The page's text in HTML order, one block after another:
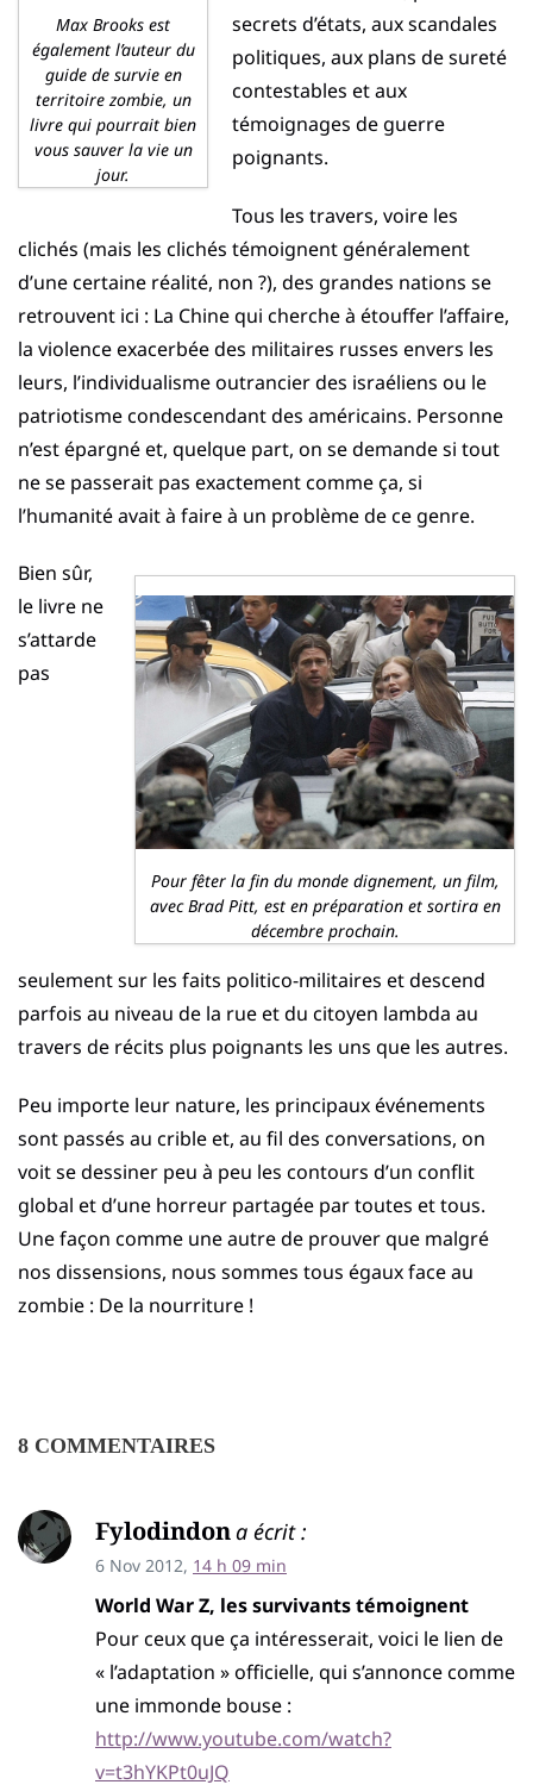
Max Brooks est
également l’auteur du
guide de survie en
territoire zombie, un
livre qui pourrait bien
vous sauver la vie un
jour.
secrets d’états, aux scandales
politiques, aux plans de sureté
contestables et aux
témoignages de guerre
poignants.
Tous les travers, voire les
clichés (mais les clichés témoignent généralement
d’une certaine réalité, non ?), des grandes nations se
retrouvent ici : La Chine qui cherche à étouffer l’affaire,
la violence exacerbée des militaires russes envers les
leurs, l’individualisme outrancier des israéliens ou le
patriotisme condescendant des américains. Personne
n’est épargné et, quelque part, on se demande si tout
ne se passerait pas exactement comme ça, si
l’humanité avait à faire à un problème de ce genre.
Pour fêter la fin du monde dignement, un film,
avec Brad Pitt, est en préparation et sortira en
décembre prochain.
Bien sûr,
le livre ne
s’attarde
pas
seulement sur les faits politico-militaires et descend
parfois au niveau de la rue et du citoyen lambda au
travers de récits plus poignants les uns que les autres.
Peu importe leur nature, les principaux événements
sont passés au crible et, au fil des conversations, on
voit se dessiner peu à peu les contours d’un conflit
global et d’une horreur partagée par toutes et tous.
Une façon comme une autre de prouver que malgré
nos dissensions, nous sommes tous égaux face au
zombie : De la nourriture !
8 COMMENTAIRES
Fylodindona écrit :
6 Nov 2012, 14 h 09 min
World War Z, les survivants témoignent
Pour ceux que ça intéresserait, voici le lien de
« l’adaptation » officielle, qui s’annonce comme
une immonde bouse :
http://www.youtube.com/watch?
v=t3hYKPt0uJQ